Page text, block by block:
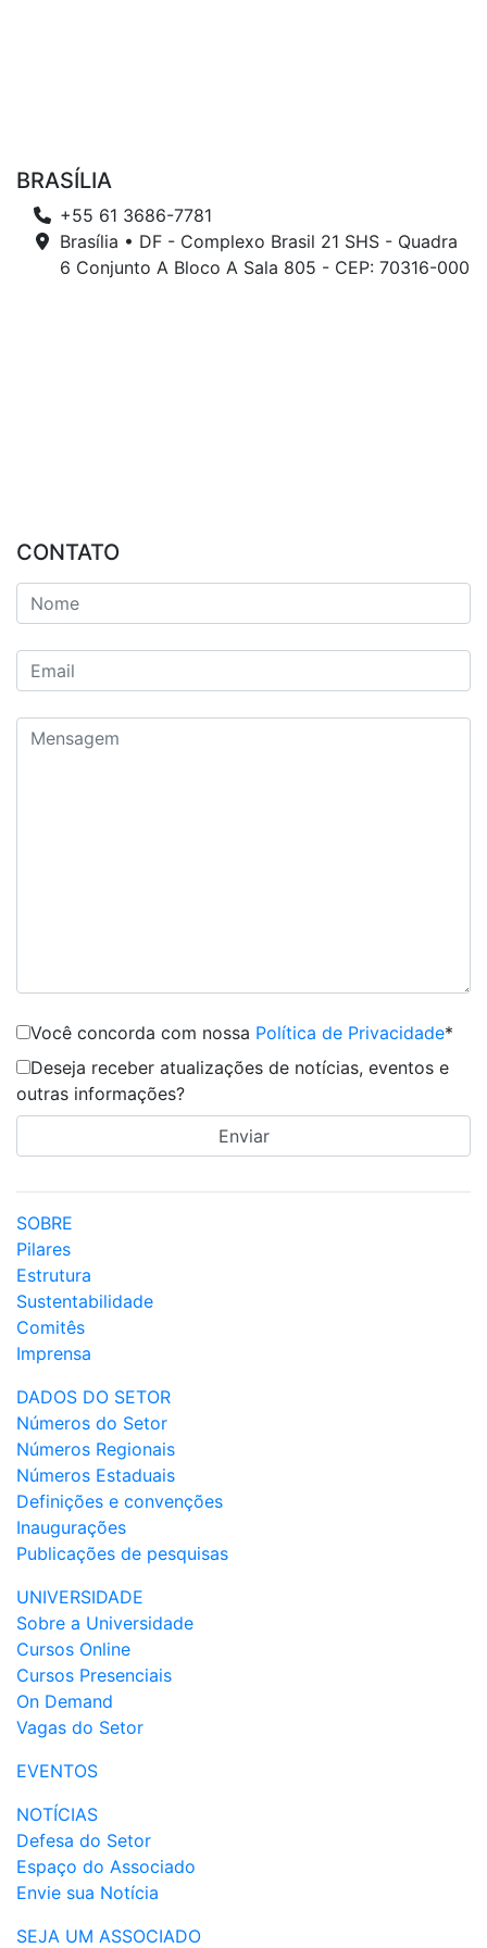
BRASÍLIA
+55 61 3686-7781
Brasília • DF - Complexo Brasil 21 SHS - Quadra
6 Conjunto A Bloco A Sala 805 - CEP: 70316-000
CONTATO
Você concorda com nossa Política de Privacidade*
Deseja receber atualizações de notícias, eventos e
outras informações?
SOBRE
Pilares
Estrutura
Sustentabilidade
Comitês
Imprensa
DADOS DO SETOR
Números do Setor
Números Regionais
Números Estaduais
Definições e convenções
Inaugurações
Publicações de pesquisas
UNIVERSIDADE
Sobre a Universidade
Cursos Online
Cursos Presenciais
On Demand
Vagas do Setor
EVENTOS
NOTÍCIAS
Defesa do Setor
Espaço do Associado
Envie sua Notícia
SEJA UM ASSOCIADO